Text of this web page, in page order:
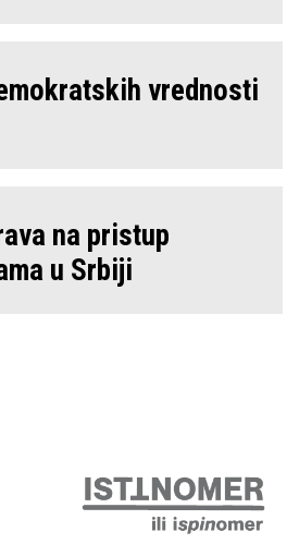
vrednosti
na pristup
u Srbiji